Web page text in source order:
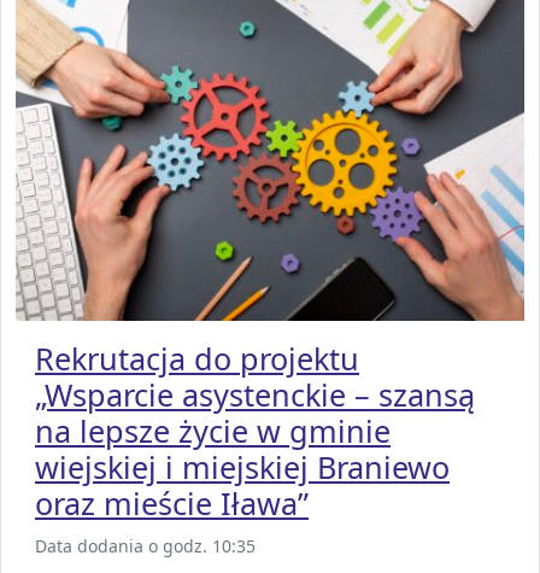
Rekrutacja do projektu
„Wsparcie asystenckie – szansą
na lepsze życie w gminie
wiejskiej i miejskiej Braniewo
oraz mieście Iława”
Data dodania o godz. 10:35